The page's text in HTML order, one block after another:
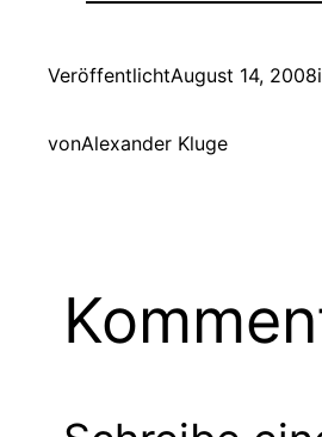
VeröffentlichtAugust 14, 2008
vonAlexander Kluge